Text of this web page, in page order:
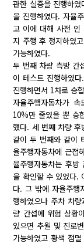
관한 실증을 진행하
을 진행하였다. 자율
고 이에 대해 사전 인
지 주행 후 정지하였
가능하였다.
두 번째 차량 측방 간
이 테스트 진행하였
진행하면서 1차로 승
자율주행자동차가
10%만 줄였을 뿐 승
했다. 세 번째 차량
같이 두 번째와 같이
율주행자동차에 근접
율주행자동차는 후
을 확인할 수 있었다.
다. 그 밖에 자율주행
행하였으나 주차 차
량 간섭에 위험 상황
있으면 추월 및 진로
가능하였고 황색 점